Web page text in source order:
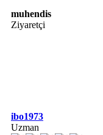
muhendis
Ziyaretçi
ibo1973
Uzman